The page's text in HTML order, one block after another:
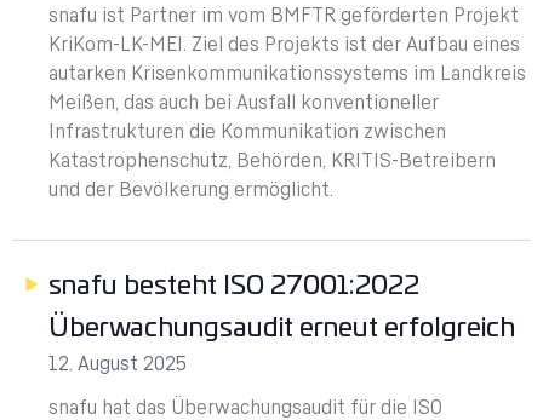
snafu ist Partner im vom BMFTR geförderten Projekt
KriKom-LK-MEI. Ziel des Projekts ist der Aufbau eines
autarken Krisenkommunikationssystems im Landkreis
Meißen, das auch bei Ausfall konventioneller
Infrastrukturen die Kommunikation zwischen
Katastrophenschutz, Behörden, KRITIS-Betreibern
und der Bevölkerung ermöglicht.
snafu besteht ISO 27001:2022
Überwachungsaudit erneut erfolgreich
12. August 2025
snafu hat das Überwachungsaudit für die ISO